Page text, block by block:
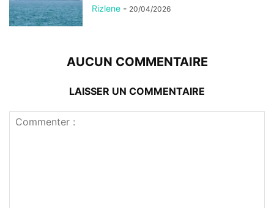
Rizlene - 20/04/2026
AUCUN COMMENTAIRE
LAISSER UN COMMENTAIRE